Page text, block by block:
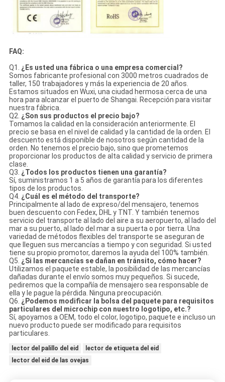
FAQ:
Q1. ¿Es usted una fábrica o una empresa comercial?
Somos fabricante profesional con 3000 metros cuadrados de
taller, 150 trabajadores y más la experiencia de 20 años.
Estamos situados en Wuxi, una ciudad hermosa cerca de una
hora para alcanzar el puerto de Shangai. Recepción para visitar
nuestra fábrica.
Q2. ¿Son sus productos el precio bajo?
Tomamos la calidad en la consideración anteriormente. El
precio se basa en el nivel de calidad y la cantidad de la orden. El
descuento está disponible de nosotros según cantidad de la
orden. No tenemos el precio bajo, sino que prometemos
proporcionar los productos de alta calidad y servicio de primera
clase.
Q3. ¿Todos los productos tienen una garantía?
Sí, suministramos 1 a 5 años de garantía para los diferentes
tipos de los productos.
Q4. ¿Cuál es el método del transporte?
Principalmente al lado de expreso/del mensajero, tenemos
buen descuento con Fedex, DHL y TNT. Y también tenemos
servicio del transporte al lado del aire a su aeropuerto, al lado del
mar a su puerto, al lado del mar a su puerta o por tierra. Una
variedad de métodos flexibles del transporte se aseguran de
que lleguen sus mercancías a tiempo y con seguridad. Si usted
tiene su propio promotor, daremos la ayuda del 100% también.
Q5. ¿Si las mercancías se dañan en tránsito, cómo hacer?
Utilizamos el paquete estable, la posibilidad de las mercancías
dañadas durante el envío somos muy pequeños. Si sucede,
pediremos que la compañía de mensajero sea responsable de
ella y le pague la pérdida. Ninguna preocupación.
Q6. ¿Podemos modificar la bolsa del paquete para requisitos
particulares del microchip con nuestro logotipo, etc.?
Sí, apoyamos a OEM, todo el color, logotipo, paquete e incluso un
nuevo producto puede ser modificado para requisitos
particulares.
lector del palillo del eid
lector de etiqueta del eid
lector del eid de las ovejas